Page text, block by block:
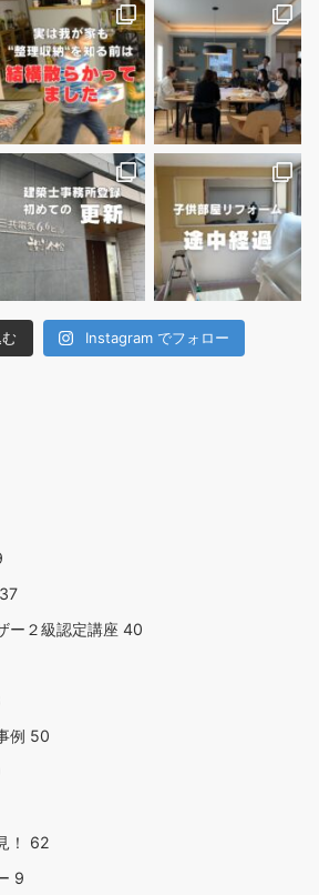
Instagram でフォロー
37
２級認定講座 40
例 50
！ 62
9